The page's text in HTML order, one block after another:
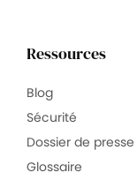
Ressources
Blog
Sécurité
Dossier de presse
Glossaire